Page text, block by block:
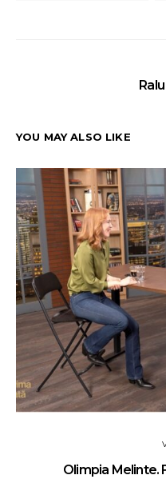
YOU MAY ALSO LIKE
Olimpia Melinte.